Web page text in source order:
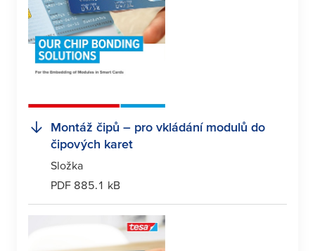
Montáž čipů – pro vkládání modulů do
čipových karet
Složka
PDF 885.1 kB